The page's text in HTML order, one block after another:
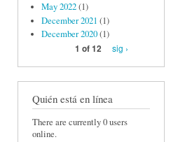
May 2022(1)
December 2021 (1)
December 2020(1)
1 of 12
sig ›
Quién está en línea
There are currently 0 users
online.